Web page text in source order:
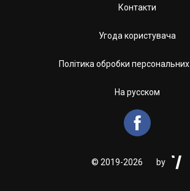
Контакти
Угода користувача
Політика обробки
На русском

© 2019-2026 by 